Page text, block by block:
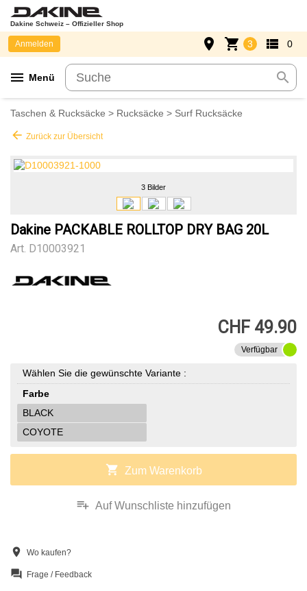
Dakine Schweiz – Offizieller Shop
menu Menü search
Anmelden place shopping_cart 3 view_list 0
Taschen & Rucksäcke > Rucksäcke > Surf Rucksäcke
arrow_back Zurück zur Übersicht
3 Bilder
Dakine PACKABLE ROLLTOP DRY BAG 20L
Art. D10003921
CHF 49.90
Verfügbar
Wählen Sie die gewünschte Variante :
Farbe
BLACK
COYOTE
shopping_cart Zum Warenkorb
playlist_add Auf Wunschliste hinzufügen
location_on Wo kaufen?
question_answer Frage / Feedback